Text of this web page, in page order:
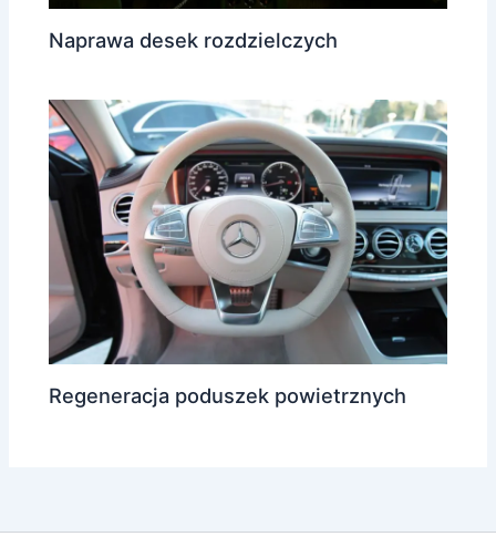
Naprawa desek rozdzielczych
Regeneracja poduszek powietrznych